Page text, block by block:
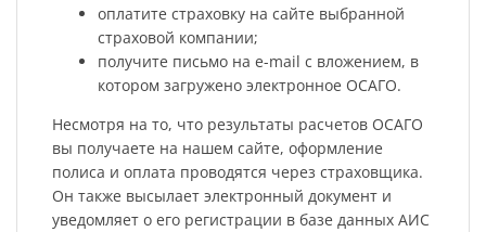
оплатите страховку на сайте выбранной
страховой компании;
получите письмо на e-mail с вложением, в
котором загружено электронное ОСАГО.
Несмотря на то, что результаты расчетов ОСАГО
вы получаете на нашем сайте, оформление
полиса и оплата проводятся через страховщика.
Он также высылает электронный документ и
уведомляет о его регистрации в базе данных АИС